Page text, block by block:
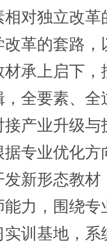
相对独立改
革的套路
承上启下
全要素、
产业升级
专业优化
新形态教
力，围绕
训基地，